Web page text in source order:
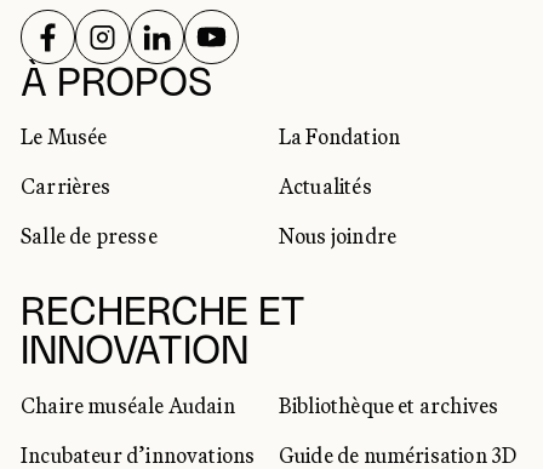
À PROPOS
Le Musée
La Fondation
Carrières
Actualités
Salle de presse
Nous joindre
RECHERCHE ET
INNOVATION
Chaire muséale Audain
Bibliothèque et archives
Incubateur d’innovations
Guide de numérisation 3D
RÉSEAUX SOCIAUX
SUIVEZ-NOUS SUR
SUIVEZ-NOUS SUR
SUIVEZ-NOUS SUR
SUIVEZ-NOUS SUR